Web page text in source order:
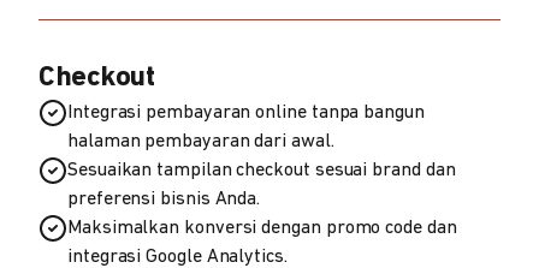
Checkout
Integrasi pembayaran online tanpa bangun
halaman pembayaran dari awal.
Sesuaikan tampilan checkout sesuai brand dan
preferensi bisnis Anda.
Maksimalkan konversi dengan promo code dan
integrasi Google Analytics.